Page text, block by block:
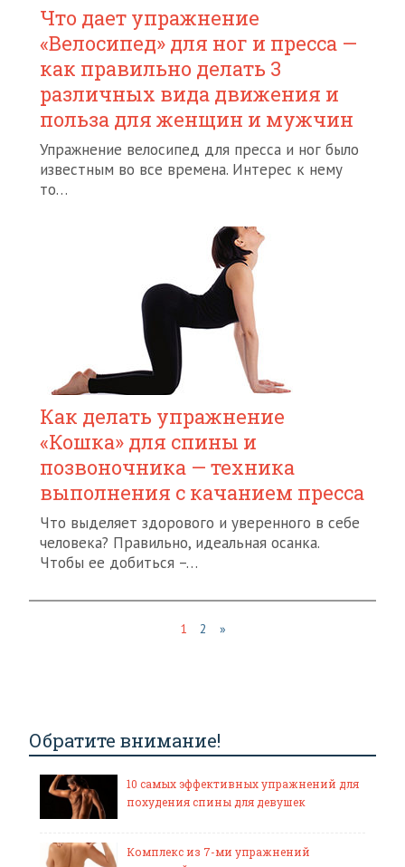
Что дает упражнение
«Велосипед» для ног и пресса —
как правильно делать 3
различных вида движения и
польза для женщин и мужчин
Упражнение велосипед для пресса и ног было
известным во все времена. Интерес к нему
то…
Как делать упражнение
«Кошка» для спины и
позвоночника — техника
выполнения с качанием пресса
Что выделяет здорового и уверенного в себе
человека? Правильно, идеальная осанка.
Чтобы ее добиться –…
1 2 »
Обратите внимание!
10 самых эффективных упражнений для
похудения спины для девушек
Комплекс из 7-ми упражнений